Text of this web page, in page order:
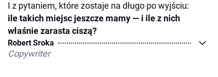
I z pytaniem, które zostaje na długo po wyjściu:
ile takich miejsc jeszcze mamy — i ile z nich
właśnie zarasta ciszą?
Robert Sroka
Copywriter